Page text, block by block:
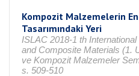
Kompozit Malzemelerin
Tasarımındaki Yeri
ISLAC 2018-1 th
and Composite Materials (1.
ve Kompozit Malzemeler
s. 509-510